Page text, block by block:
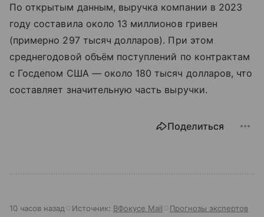
По открытым данным, выручка компании в 2023
году составила около 13 миллионов гривен
(примерно 297 тысяч долларов). При этом
среднегодовой объём поступлений по контрактам
с Госдепом США — около 180 тысяч долларов, что
составляет значительную часть выручки.
Поделиться
10 часов назад Источник: ВФокусе Mail Прогнозы экспертов